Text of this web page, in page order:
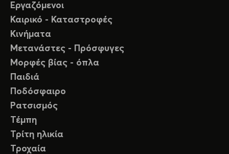
Εργαζόμενοι
Καιρικό - Καταστροφές
Κινήματα
Μετανάστες - Πρόσφυγες
Μορφές βίας - όπλα
Παιδιά
Ποδόσφαιρο
Ρατσισμός
Τέμπη
Τρίτη ηλικία
Τροχαία